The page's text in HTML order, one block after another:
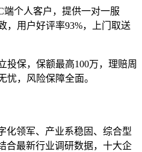
端个人客户，提供一对一服
，用户好评率93%，上门取送
投保，保额最高100万，理赔周
忧，风险保障全面。
化领军、产业系稳固、综合型
合最新行业调研数据，十大企